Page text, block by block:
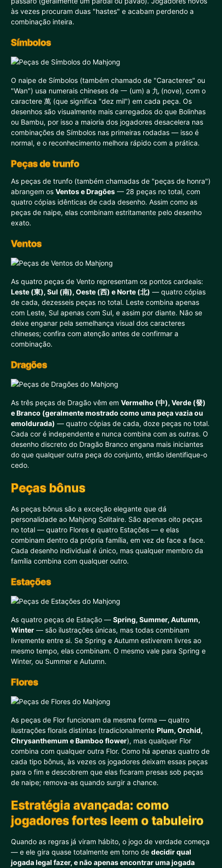
às vezes procuram duas "hastes" e acabam perdendo a
combinação inteira.
Símbolos
O naipe de Símbolos (também chamado de "Caracteres" ou
"Wan") usa numerais chineses de 一 (um) a 九 (nove), com o
caractere 萬 (que significa "dez mil") em cada peça. Os
desenhos são visualmente mais carregados do que Bolinhas
ou Bambu, por isso a maioria dos jogadores desacelera nas
combinações de Símbolos nas primeiras rodadas — isso é
normal, e o reconhecimento melhora rápido com a prática.
Peças de trunfo
As peças de trunfo (também chamadas de "peças de honra")
abrangem osVentos e Dragões — 28 peças no total, com
quatro cópias idênticas de cada desenho. Assim como as
peças de naipe, elas combinam estritamente pelo desenho
exato.
Ventos
As quatro peças de Vento representam os pontos cardeais:
Leste (東), Sul (南), Oeste (西) e Norte (北) — quatro cópias
de cada, dezesseis peças no total. Leste combina apenas
com Leste, Sul apenas com Sul, e assim por diante. Não se
deixe enganar pela semelhança visual dos caracteres
chineses; confira com atenção antes de confirmar a
combinação.
Dragões
As três peças de Dragão vêm emVermelho (中), Verde (發)
e Branco (geralmente mostrado como uma peça vazia ou
emoldurada) — quatro cópias de cada, doze peças no total.
Cada cor é independente e nunca combina com as outras. O
desenho discreto do Dragão Branco engana mais iniciantes
do que qualquer outra peça do conjunto, então identifique-o
cedo.
Peças bônus
As peças bônus são a exceção elegante que dá
personalidade ao Mahjong Solitaire. São apenas oito peças
no total — quatro Flores e quatro Estações — e elas
combinam dentro da própria família, em vez de face a face.
Cada desenho individual é único, mas qualquer membro da
família combina com qualquer outro.
Estações
As quatro peças de Estação —Spring, Summer, Autumn,
Winter — são ilustrações únicas, mas todas combinam
livremente entre si. Se Spring e Autumn estiverem livres ao
mesmo tempo, elas combinam. O mesmo vale para Spring e
Winter, ou Summer e Autumn.
Flores
As peças de Flor funcionam da mesma forma — quatro
ilustrações florais distintas (tradicionalmentePlum, Orchid,
Chrysanthemum e Bamboo flower), mas qualquer Flor
combina com qualquer outra Flor. Como há apenas quatro de
cada tipo bônus, às vezes os jogadores deixam essas peças
para o fim e descobrem que elas ficaram presas sob peças
de naipe; remova-as quando surgir a chance.
Estratégia avançada: como
jogadores fortes leem o tabuleiro
Quando as regras já viram hábito, o jogo de verdade começa
— e ele gira quase totalmente em torno dedecidir qual
jogada legal fazer, e não apenas encontrar uma jogada